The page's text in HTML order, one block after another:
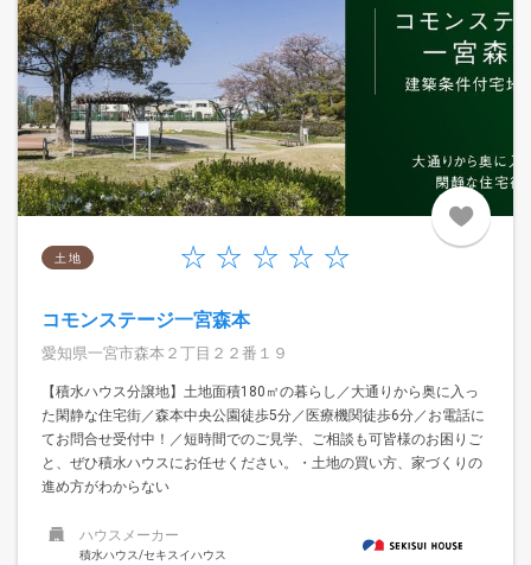
土 地
コモンステージ一宮森本
愛知県一宮市森本２丁目２２番１９
【積水ハウス分譲地】土地面積180㎡の暮らし／大通りから奥に入っ
た閑静な住宅街／森本中央公園徒歩5分／医療機関徒歩6分／お電話に
てお問合せ受付中！／短時間でのご見学、ご相談も可皆様のお困りご
と、ぜひ積水ハウスにお任せください。・土地の買い方、家づくりの
進め方がわからない
ハウスメーカー
積水ハウス/セキスイハウス